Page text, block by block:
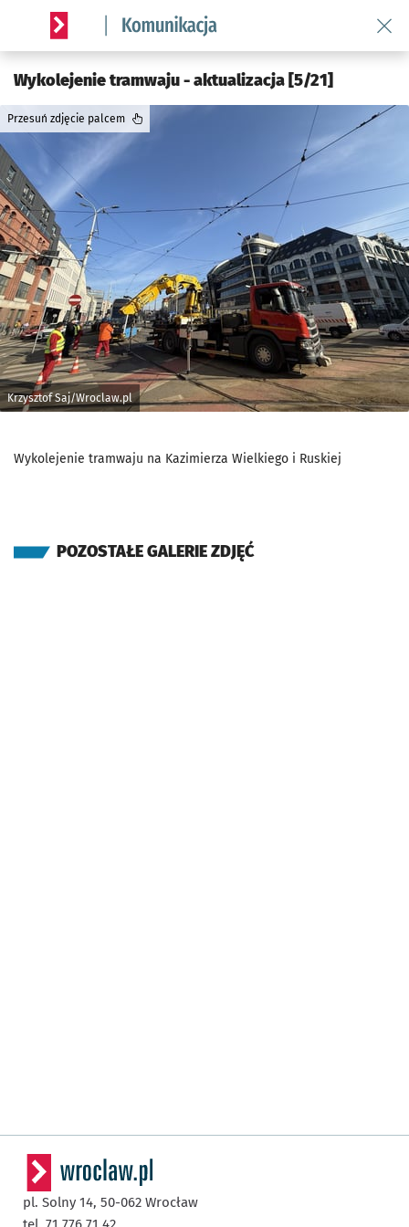
Serwis informacyjny wroclaw.pl podserwis: Komunikacja
Wykolejenie tramwaju - aktualizacja [5/21]
Krzysztof Saj/Wroclaw.pl
Przesuń zdjęcie palcem
Wykolejenie tramwaju na Kazimierza Wielkiego i Ruskiej
POZOSTAŁE GALERIE ZDJĘĆ
pl. Solny 14, 50-062 Wrocław